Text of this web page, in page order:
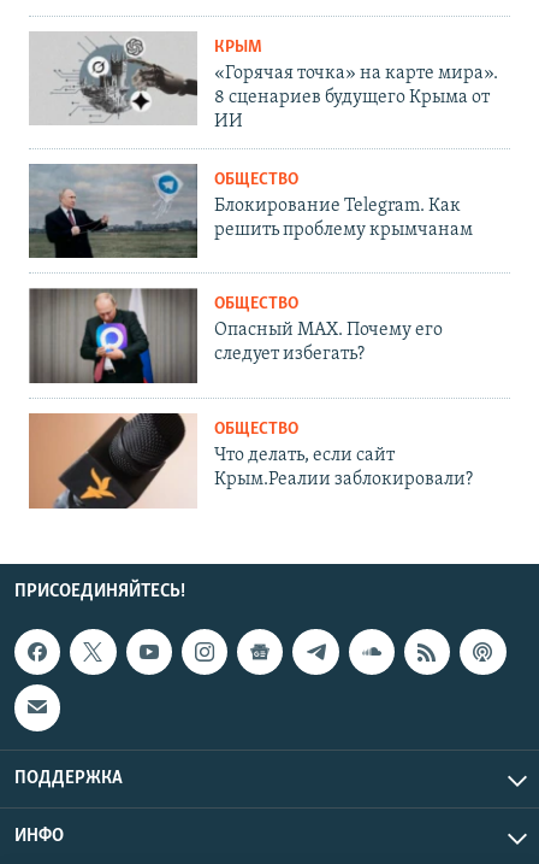
КРЫМ
«Горячая точка» на карте мира».
8 сценариев будущего Крыма от
ИИ
ОБЩЕСТВО
Блокирование Telegram. Как
решить проблему крымчанам
ОБЩЕСТВО
Опасный MAX. Почему его
следует избегать?
ОБЩЕСТВО
Что делать, если сайт
Крым.Реалии заблокировали?
ПРИСОЕДИНЯЙТЕСЬ!
ПОДДЕРЖКА
ИНФО